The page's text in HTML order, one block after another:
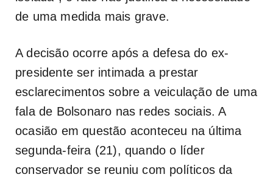
de uma medida mais grave.
A decisão ocorre após a defesa do ex-
presidente ser intimada a prestar
esclarecimentos sobre a veiculação de uma
fala de Bolsonaro nas redes sociais. A
ocasião em questão aconteceu na última
segunda-feira (21), quando o líder
conservador se reuniu com políticos da